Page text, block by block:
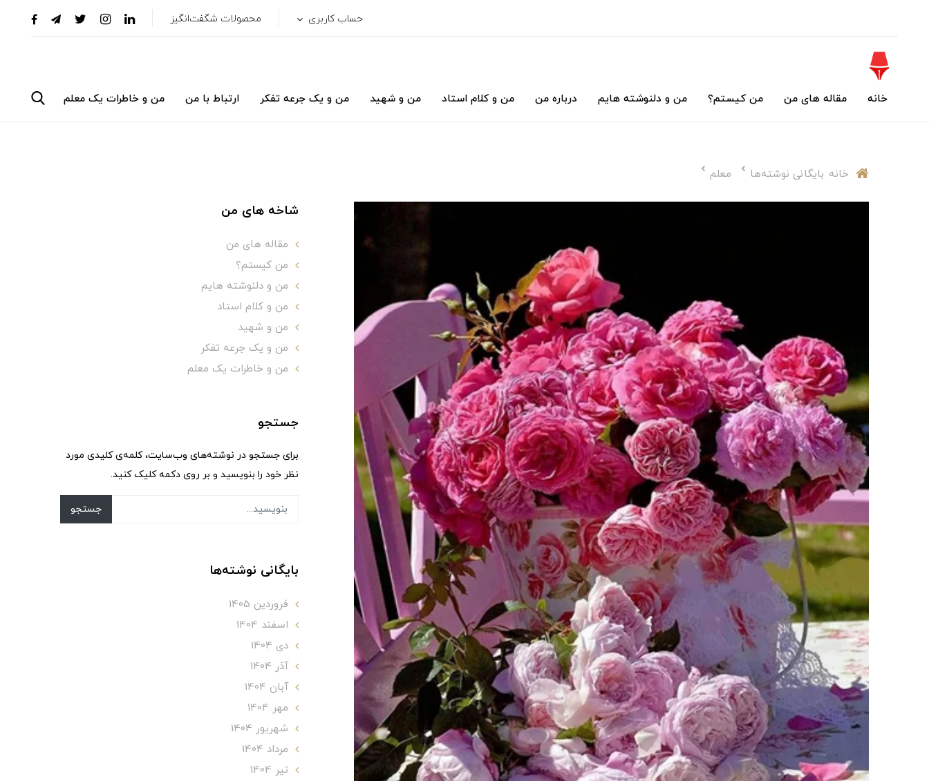
حساب کاربری محصولات شگفت‌انگیز
خانه مقاله های من من کیستم؟ من و دلنوشته هایم درباره من من و کلام استاد من و شهید من و یک جرعه تفکر ارتباط با من من و خاطرات یک معلم
خانه بایگانی نوشته‌ها معلم
شاخه های من
مقاله های من
من کیستم؟
من و دلنوشته هایم
من و کلام استاد
من و شهید
من و یک جرعه تفکر
من و خاطرات یک معلم
جستجو
برای جستجو در نوشته‌های وب‌سایت، کلمه‌ی کلیدی مورد
نظر خود را بنویسید و بر روی دکمه کلیک کنید.
جستجو
بایگانی نوشته‌ها
فروردین 1405
اسفند 1404
دی 1404
آذر 1404
آبان 1404
مهر 1404
شهریور 1404
مرداد 1404
تير 1404